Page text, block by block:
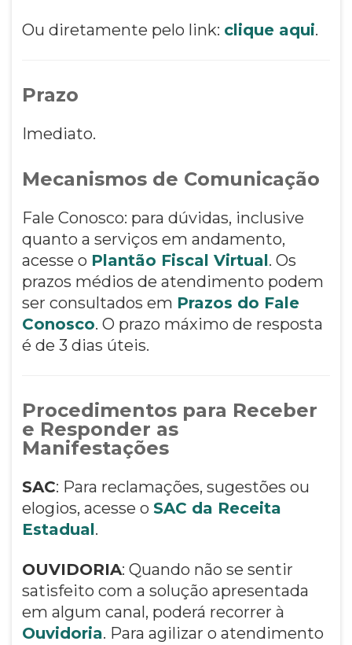
Ou diretamente pelo link: clique aqui.
Prazo
Imediato.
Mecanismos de Comunicação
Fale Conosco: para dúvidas, inclusive
quanto a serviços em andamento,
acesse o Plantão Fiscal Virtual. Os
prazos médios de atendimento podem
ser consultados em Prazos do Fale
Conosco. O prazo máximo de resposta
é de 3 dias úteis.
Procedimentos para Receber
e Responder as
Manifestações
SAC: Para reclamações, sugestões ou
elogios, acesse o SAC da Receita
Estadual.
OUVIDORIA: Quando não se sentir
satisfeito com a solução apresentada
em algum canal, poderá recorrer à
Ouvidoria. Para agilizar o atendimento